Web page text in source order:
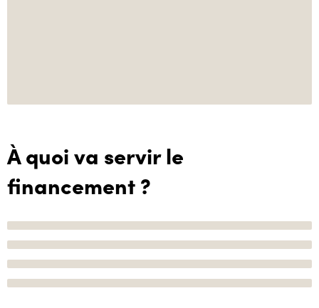
À quoi va servir le
financement ?